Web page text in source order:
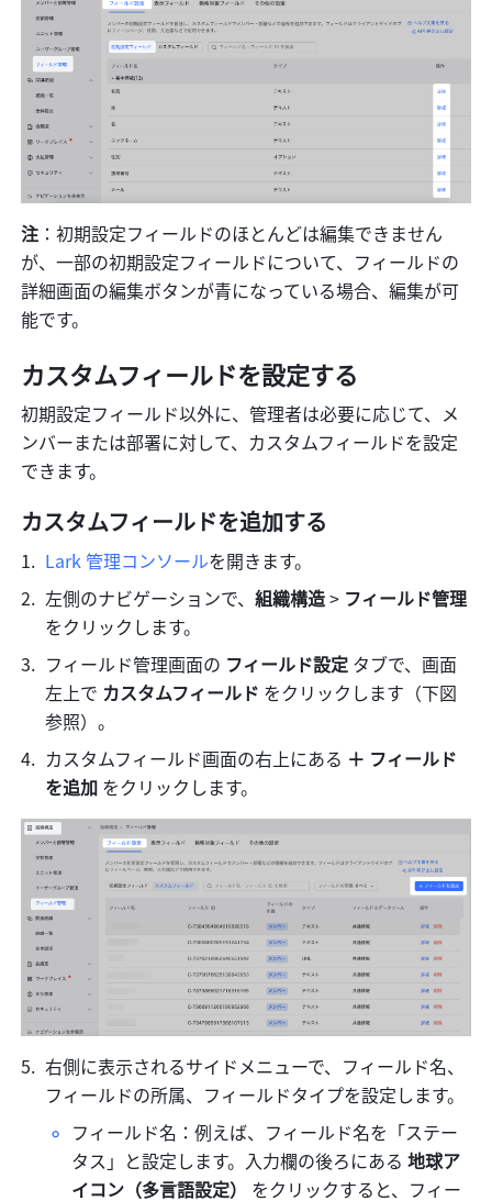
注 ：初期設定フィールドのほとんどは編集できません
が、一部の初期設定フィールドについて、フィールドの
詳細画面の編集ボタンが青になっている場合、編集が可
能です。
カスタムフィールドを設定する
初期設定フィールド以外に、管理者は必要に応じて、メ
ンバーまたは部署に対して、カスタムフィールドを設定
できます。
カスタムフィールドを追加する
Lark 管理コンソールを開きます。
左側のナビゲーションで、組織構造 > フィールド管理
をクリックします。
フィールド管理画面の フィールド設定 タブで、画面
左上で カスタムフィールド をクリックします（下図
参照）。
カスタムフィールド画面の右上にある ＋ フィールド
を追加 をクリックします。
右側に表示されるサイドメニューで、フィールド名、
フィールドの所属、フィールドタイプを設定します。
フィールド名：例えば、フィールド名を「ステー
タス」と設定します。入力欄の後ろにある 地球ア
イコン（多言語設定） をクリックすると、フィー